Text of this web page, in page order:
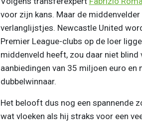
voor zijn kans. Maar de
verlanglijstjes. Newcastle United
Premier League-clubs op de loer
middenveld heeft, zou daar niet
aanbiedingen van 35 miljoen euro en
dubbelwinnaar.
Het belooft dus nog een spannende
wat vloeken als hij straks voor een